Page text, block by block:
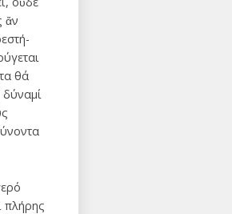
ἄν
θά
πλήρης